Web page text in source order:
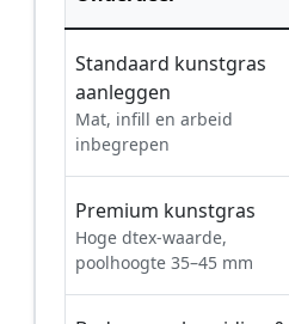
Standaard kunstgras
aanleggen
Mat, infill en arbeid
inbegrepen
Premium kunstgras
Hoge dtex-waarde,
poolhoogte 35–45 mm